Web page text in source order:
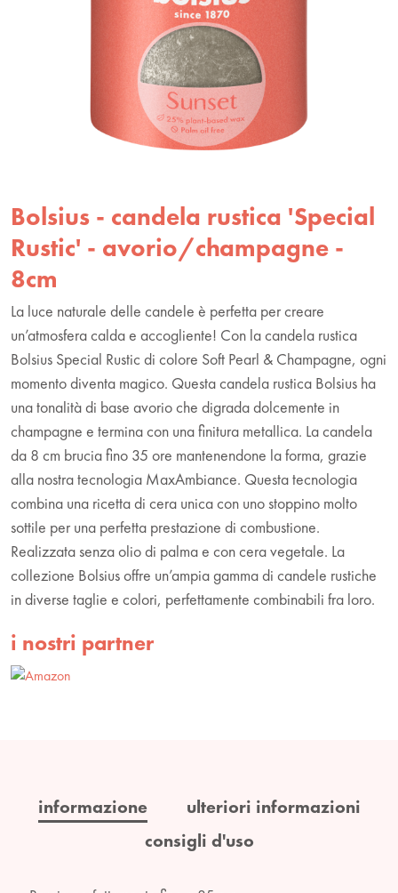
Bolsius - candela rustica 'Special
Rustic' - avorio/champagne -
8cm
La luce naturale delle candele è perfetta per creare
un’atmosfera calda e accogliente! Con la candela rustica
Bolsius Special Rustic di colore Soft Pearl & Champagne, ogni
momento diventa magico. Questa candela rustica Bolsius ha
una tonalità di base avorio che digrada dolcemente in
champagne e termina con una finitura metallica. La candela
da 8 cm brucia fino 35 ore mantenendone la forma, grazie
alla nostra tecnologia MaxAmbiance. Questa tecnologia
combina una ricetta di cera unica con uno stoppino molto
sottile per una perfetta prestazione di combustione.
Realizzata senza olio di palma e con cera vegetale. La
collezione Bolsius offre un’ampia gamma di candele rustiche
in diverse taglie e colori, perfettamente combinabili fra loro.
i nostri partner
informazione
ulteriori informazioni
consigli d'uso